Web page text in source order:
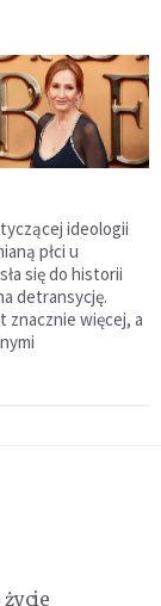
ideologii
płci u
się do historii
detransycję.
znacznie więcej, a